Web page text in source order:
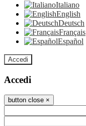
Italiano
English
Deutsch
Français
Español
Accedi
Accedi
button close ×